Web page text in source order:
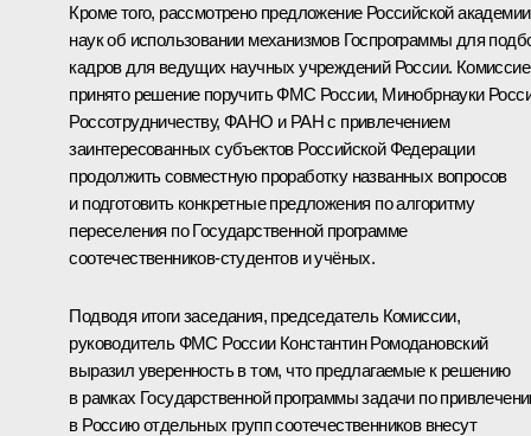
Кроме того, рассмотрено предложение Российской академии
наук об использовании механизмов Госпрограммы для
кадров для ведущих научных учреждений России.
принято решение поручить ФМС России, Минобрнауки
Россотрудничеству, ФАНО и РАН с привлечением
заинтересованных субъектов Российской Федерации
продолжить совместную проработку названных вопросов
и подготовить конкретные предложения по алгоритму
переселения по Государственной программе
соотечественников-студентов и учёных.
Подводя итоги заседания, председатель Комиссии,
руководитель ФМС России Константин Ромодановский
выразил уверенность в том, что предлагаемые к решению
в рамках Государственной программы задачи по
в Россию отдельных групп соотечественников внесут